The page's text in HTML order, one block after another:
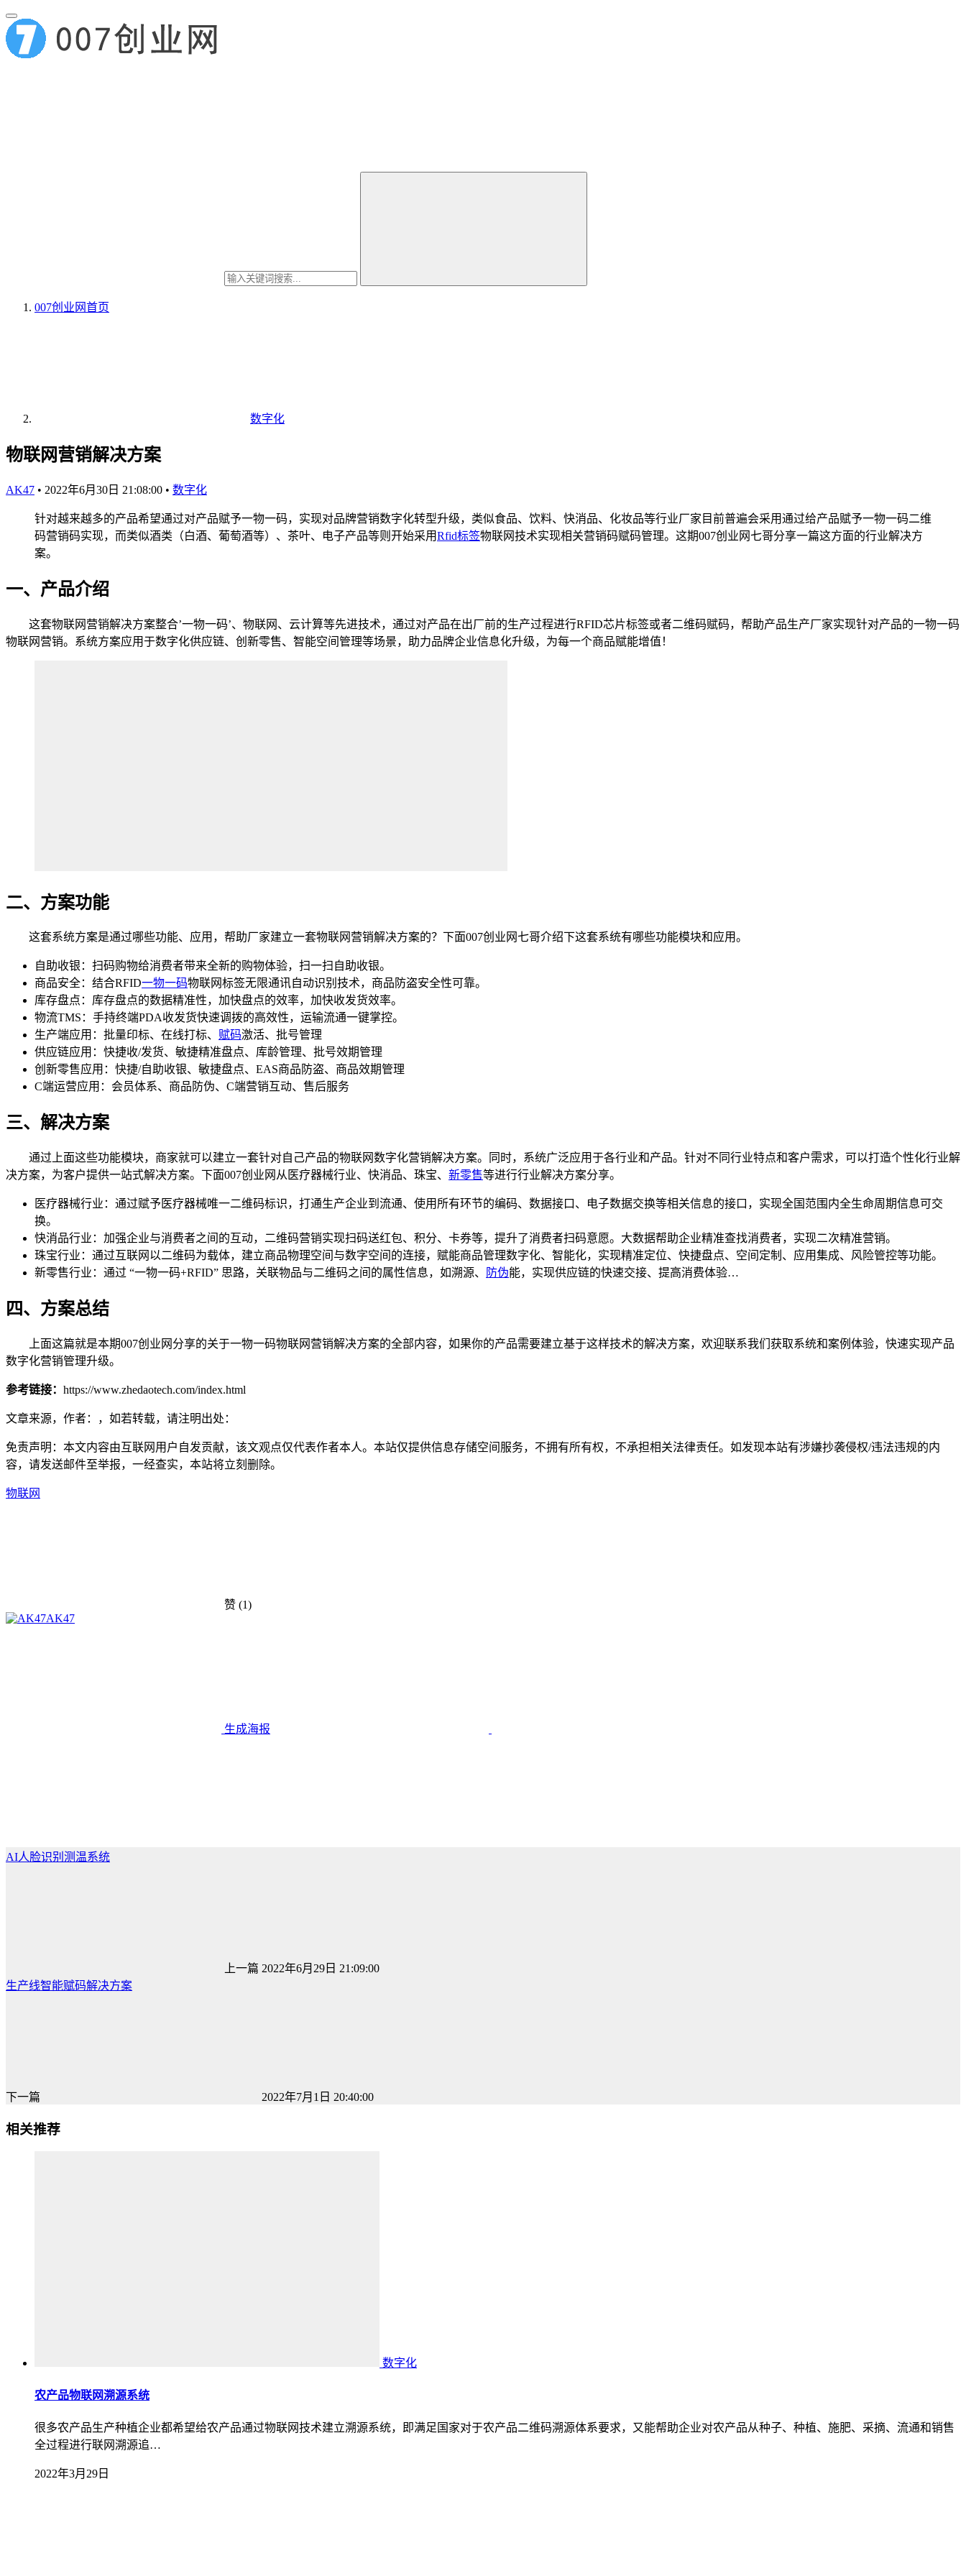
007创业网首页
数字化
物联网营销解决方案
AK47 • 2022年6月30日 21:08:00 • 数字化
针对越来越多的产品希望通过对产品赋予一物一码，实现对品牌营销数字化转型升级，类似食品、饮料、快消品、化妆品等行业厂家目前普遍会采用通过给产品赋予一物一码二维
码营销码实现，而类似酒类（白酒、葡萄酒等）、茶叶、电子产品等则开始采用Rfid标签物联网技术实现相关营销码赋码管理。这期007创业网七哥分享一篇这方面的行业解决方
案。
一、产品介绍
这套物联网营销解决方案整合’一物一码’、物联网、云计算等先进技术，通过对产品在出厂前的生产过程进行RFID芯片标签或者二维码赋码，帮助产品生产厂家实现针对产品的一物一码
物联网营销。系统方案应用于数字化供应链、创新零售、智能空间管理等场景，助力品牌企业信息化升级，为每一个商品赋能增值！
二、方案功能
这套系统方案是通过哪些功能、应用，帮助厂家建立一套物联网营销解决方案的？下面007创业网七哥介绍下这套系统有哪些功能模块和应用。
自助收银：扫码购物给消费者带来全新的购物体验，扫一扫自助收银。
商品安全：结合RFID一物一码物联网标签无限通讯自动识别技术，商品防盗安全性可靠。
库存盘点：库存盘点的数据精准性，加快盘点的效率，加快收发货效率。
物流TMS：手持终端PDA收发货快速调拨的高效性，运输流通一键掌控。
生产端应用：批量印标、在线打标、 赋码激活、批号管理
供应链应用：快捷收/发货、敏捷精准盘点、库龄管理、批号效期管理
创新零售应用：快捷/自助收银、敏捷盘点、EAS商品防盗、商品效期管理
C端运营应用：会员体系、商品防伪、C端营销互动、售后服务
三、解决方案
通过上面这些功能模块，商家就可以建立一套针对自己产品的物联网数字化营销解决方案。同时，系统广泛应用于各行业和产品。针对不同行业特点和客户需求，可以打造个性化行业解
决方案，为客户提供一站式解决方案。下面007创业网从医疗器械行业、快消品、珠宝、 新零售等进行行业解决方案分享。
医疗器械行业：通过赋予医疗器械唯一二维码标识，打通生产企业到流通、使用所有环节的编码、数据接口、电子数据交换等相关信息的接口，实现全国范围内全生命周期信息可交
换。
快消品行业：加强企业与消费者之间的互动，二维码营销实现扫码送红包、积分、卡券等，提升了消费者扫码意愿。大数据帮助企业精准查找消费者，实现二次精准营销。
珠宝行业：通过互联网以二维码为载体，建立商品物理空间与数字空间的连接，赋能商品管理数字化、智能化，实现精准定位、快捷盘点、空间定制、应用集成、风险管控等功能。
新零售行业：通过 “一物一码+RFID” 思路，关联物品与二维码之间的属性信息，如溯源、
防伪能，实现供应链的快速交接、提高消费体验…
四、方案总结
上面这篇就是本期007创业网分享的关于一物一码物联网营销解决方案的全部内容，如果你的产品需要建立基于这样技术的解决方案，欢迎联系我们获取系统和案例体验，快速实现产品
数字化营销管理升级。
参考链接： https://www.zhedaotech.com/index.html
文章来源，作者：，如若转载，请注明出处：
免责声明：本文内容由互联网用户自发贡献，该文观点仅代表作者本人。本站仅提供信息存储空间服务，不拥有所有权，不承担相关法律责任。如发现本站有涉嫌抄袭侵权/违法违规的内
容，请发送邮件至举报，一经查实，本站将立刻删除。
物联网
赞 (1)
AK47
生成海报
AI人脸识别测温系统
上一篇 2022年6月29日 21:09:00
生产线智能赋码解决方案
下一篇 2022年7月1日 20:40:00
相关推荐
数字化
农产品物联网溯源系统
很多农产品生产种植企业都希望给农产品通过物联网技术建立溯源系统，即满足国家对于农产品二维码溯源体系要求，又能帮助企业对农产品从种子、种植、施肥、采摘、流通和销售
全过程进行联网溯源追…
2022年3月29日